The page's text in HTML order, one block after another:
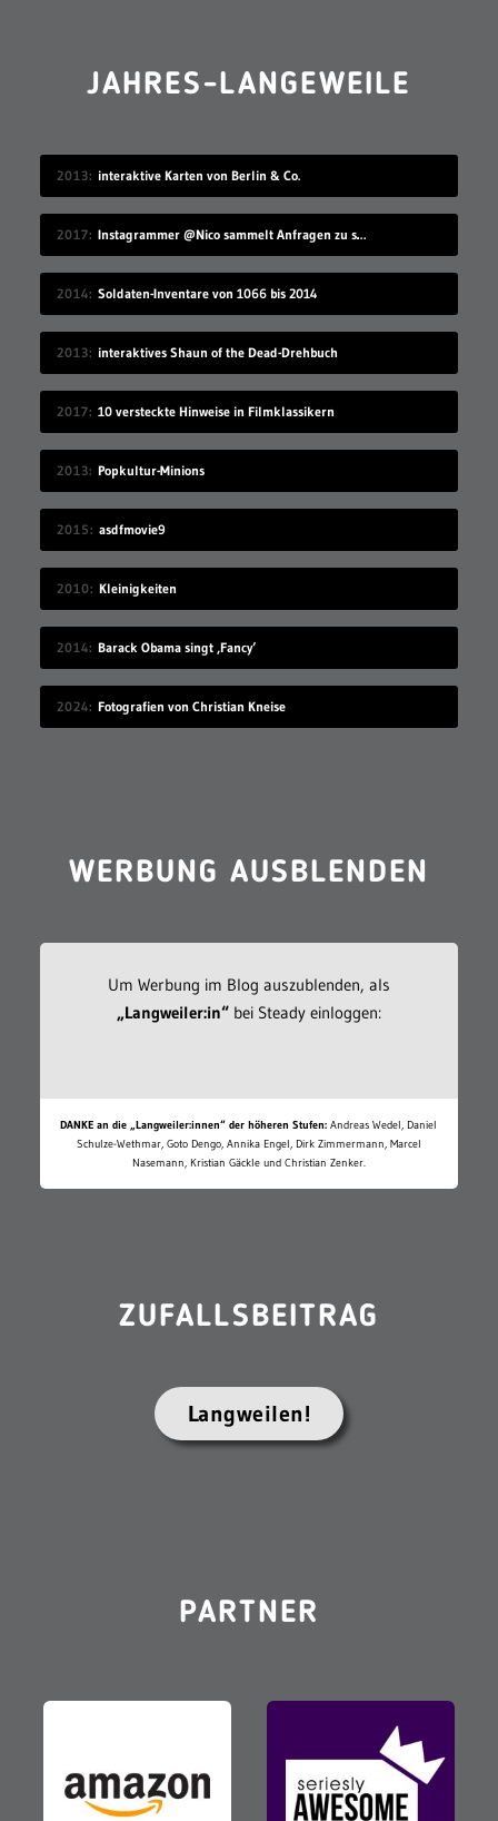
JAHRES-LANGEWEILE
2013 interaktive Karten von Berlin & Co.
2017 Instagrammer @Nico sammelt Anfragen zu seinem Benutzernamen
2014 Soldaten-Inventare von 1066 bis 2014
2013 interaktives Shaun of the Dead-Drehbuch
2017 10 versteckte Hinweise in Filmklassikern
2013 Popkultur-Minions
2015 asdfmovie9
2010 Kleinigkeiten
2014 Barack Obama singt ‚Fancy‘
2024 Fotografien von Christian Kneise
WERBUNG AUSBLENDEN
Um Werbung im Blog auszublenden, als
„Langweiler:in“bei Steady einloggen:
DANKE an die „Langweiler:innen“ der höheren Stufen: Andreas Wedel, Daniel
Schulze-Wethmar, Goto Dengo, Annika Engel, Dirk Zimmermann, Marcel
Nasemann, Kristian Gäckle und Christian Zenker.
ZUFALLSBEITRAG
Langweilen!
PARTNER